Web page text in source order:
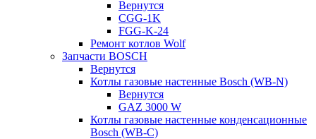
Вернутся
CGG-1K
FGG-K-24
Ремонт котлов Wolf
Запчасти BOSCH
Вернутся
Котлы газовые настенные Bosch (WB-N)
Вернутся
GAZ 3000 W
Котлы газовые настенные конденсационные
Bosch (WB-C)